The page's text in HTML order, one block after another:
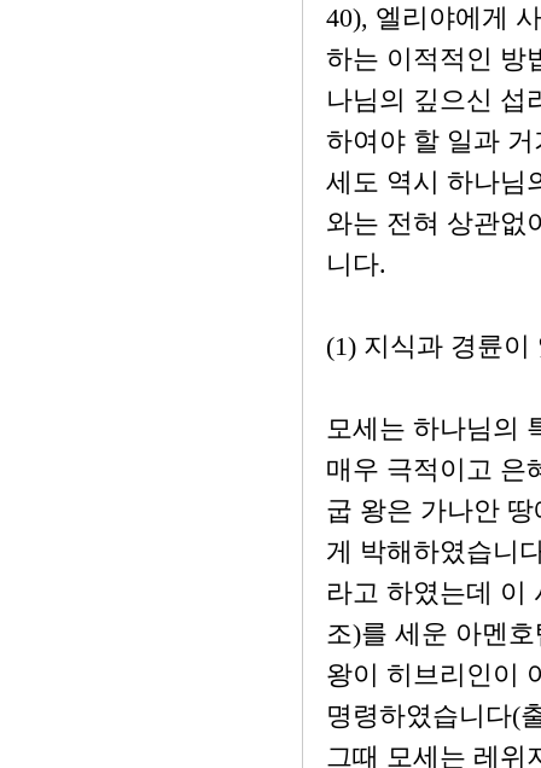
40), 엘리야에게
하는 이적적인 방
나님의 깊으신 섭
하여야 할 일과
세도 역시 하나님
와는 전혀 상관없
니다.
(1) 지식과 경륜
모세는 하나님의
매우 극적이고 은
굽 왕은 가나안
게 박해하였습니
라고 하였는데 이
조)를 세운 아멘
왕이 히브리인이
명령하였습니다(
그때 모세는 레위